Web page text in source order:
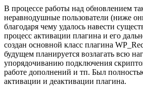
В процессе работы над обновлением
неравнодушные пользователи (ниже
благодаря чему удалось навести
процесс активации плагина и его
создан основной класс плагина
будущем планируется возлагать всю
упорядочиванию подключения
работе дополнений и тп. Был
активации и деактивации плагина.